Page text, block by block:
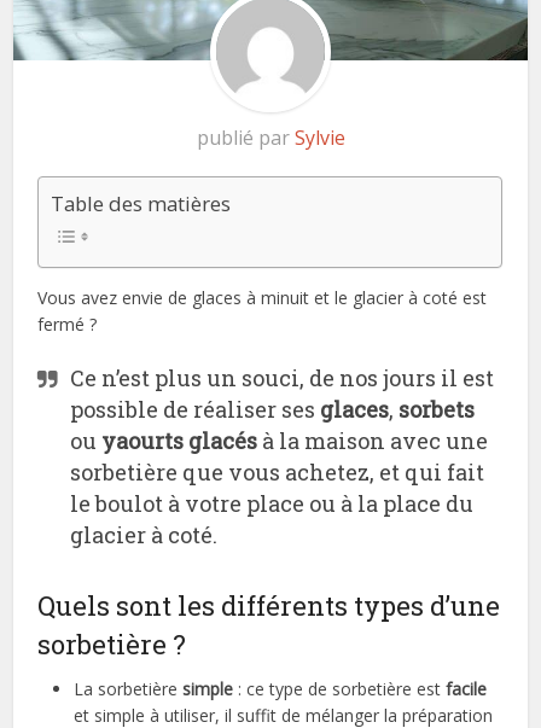
publié parSylvie
Table des matières
Vous avez envie de glaces à minuit et le glacier à coté est
fermé ?
Ce n’est plus un souci, de nos jours il est
possible de réaliser ses glaces, sorbets
ou yaourts glacés à la maison avec une
sorbetière que vous achetez, et qui fait
le boulot à votre place ou à la place du
glacier à coté.
Quels sont les différents types d’une
sorbetière ?
La sorbetièresimple : ce type de sorbetière est facile
et simple à utiliser, il suffit de mélanger la préparation